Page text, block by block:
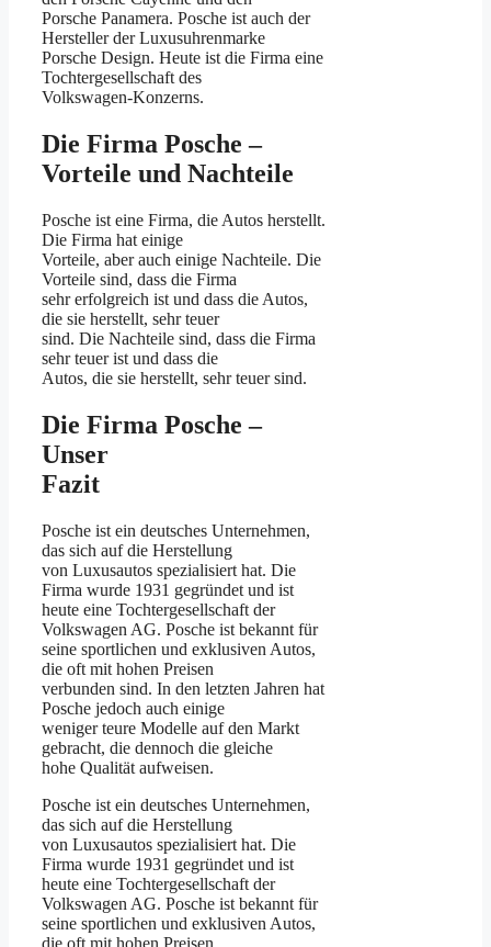
Porsche Panamera. Posche ist auch der
Hersteller der Luxusuhrenmarke
Porsche Design. Heute ist die Firma eine
Tochtergesellschaft des
Volkswagen-Konzerns.
Die Firma Posche –
Vorteile und Nachteile
Posche ist eine Firma, die Autos herstellt.
Die Firma hat einige
Vorteile, aber auch einige Nachteile. Die
Vorteile sind, dass die Firma
sehr erfolgreich ist und dass die Autos,
die sie herstellt, sehr teuer
sind. Die Nachteile sind, dass die Firma
sehr teuer ist und dass die
Autos, die sie herstellt, sehr teuer sind.
Die Firma Posche –
Unser
Fazit
Posche ist ein deutsches Unternehmen,
das sich auf die Herstellung
von Luxusautos spezialisiert hat. Die
Firma wurde 1931 gegründet und ist
heute eine Tochtergesellschaft der
Volkswagen AG. Posche ist bekannt für
seine sportlichen und exklusiven Autos,
die oft mit hohen Preisen
verbunden sind. In den letzten Jahren hat
Posche jedoch auch einige
weniger teure Modelle auf den Markt
gebracht, die dennoch die gleiche
hohe Qualität aufweisen.
Posche ist ein deutsches Unternehmen,
das sich auf die Herstellung
von Luxusautos spezialisiert hat. Die
Firma wurde 1931 gegründet und ist
heute eine Tochtergesellschaft der
Volkswagen AG. Posche ist bekannt für
seine sportlichen und exklusiven Autos,
die oft mit hohen Preisen